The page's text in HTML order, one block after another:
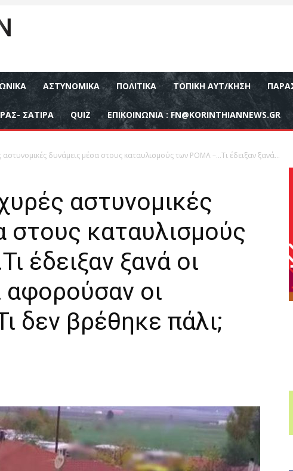
ΑΣΤΥΝΟΜΙΚΆ ΠΟΛΙΤΙΚΆ ΤΟΠΙΚΉ ΑΥΤ/ΚΗΣΗ
ΣΑΤΙΡΑ QUIZ ΕΠΙΚΟΙΝΩΝΊΑ : FN@KORINTHIANNEWS.GR
δυνάμεις μέσα στους καταυλισμούς των ΡΟΜΑ –…Τι έδειξαν ξανά...
αστυνομικές
στους καταυλισμούς
έδειξαν ξανά οι
αφορούσαν οι
δεν βρέθηκε πάλι;